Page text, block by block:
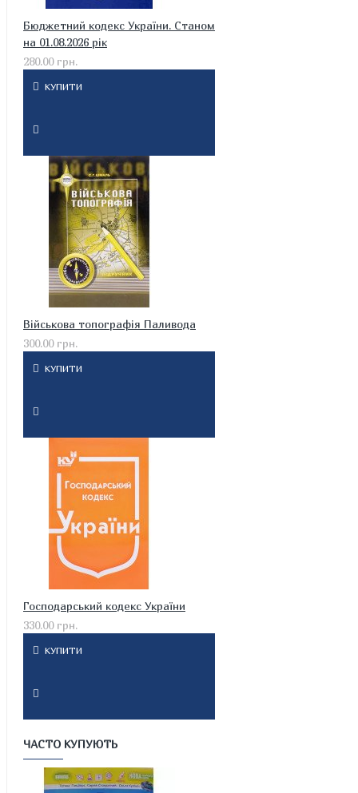
Бюджетний кодекс України. Станом
на 01.08.2026 рік
280.00 грн.
КУПИТИ
Військова топографія Паливода
300.00 грн.
КУПИТИ
Господарський кодекс України
330.00 грн.
КУПИТИ
ЧАСТО КУПУЮТЬ